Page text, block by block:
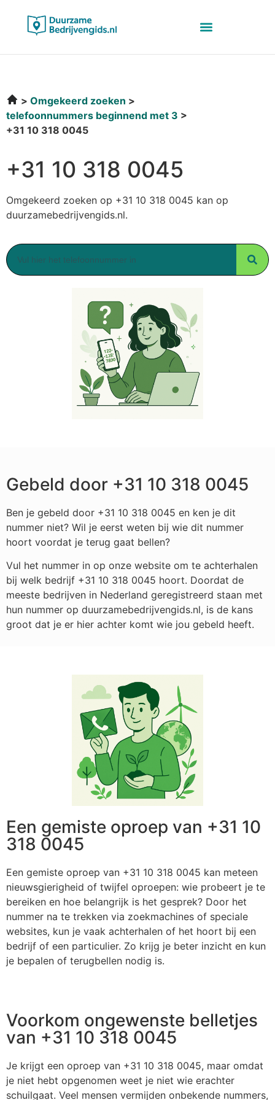
Omgekeerd zoeken
telefoonnummers beginnend met 3
+31 10 318 0045
+31 10 318 0045
Omgekeerd zoeken op +31 10 318 0045 kan op
duurzamebedrijvengids.nl.
Gebeld door +31 10 318 0045
Ben je gebeld door +31 10 318 0045 en ken je dit
nummer niet? Wil je eerst weten bij wie dit nummer
hoort voordat je terug gaat bellen?
Vul het nummer in op onze website om te achterhalen
bij welk bedrijf +31 10 318 0045 hoort. Doordat de
meeste bedrijven in Nederland geregistreerd staan met
hun nummer op duurzamebedrijvengids.nl, is de kans
groot dat je er hier achter komt wie jou gebeld heeft.
Een gemiste oproep van +31 10
318 0045
Een gemiste oproep van +31 10 318 0045 kan meteen
nieuwsgierigheid of twijfel oproepen: wie probeert je te
bereiken en hoe belangrijk is het gesprek? Door het
nummer na te trekken via zoekmachines of speciale
websites, kun je vaak achterhalen of het hoort bij een
bedrijf of een particulier. Zo krijg je beter inzicht en kun
je bepalen of terugbellen nodig is.
Voorkom ongewenste belletjes
van +31 10 318 0045
Je krijgt een oproep van +31 10 318 0045, maar omdat
je niet hebt opgenomen weet je niet wie erachter
schuilgaat. Veel mensen vermijden onbekende nummers,